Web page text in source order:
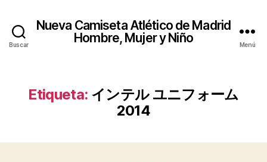
Buscar
Nueva Camiseta Atlético de Madrid
Hombre, Mujer y Niño
Menú
Etiqueta: インテル ユニフォーム
2014